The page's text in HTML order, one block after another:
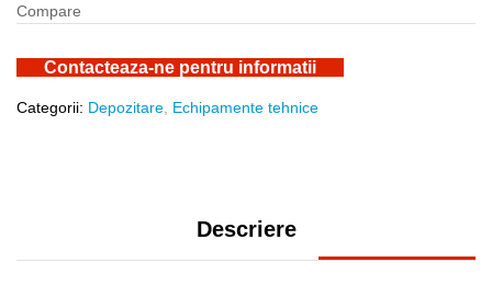
Compare
Contacteaza-ne pentru informatii
Categorii: Depozitare Echipamente tehnice
Descriere